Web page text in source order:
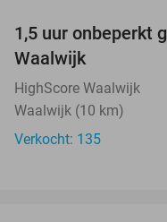
1,5 uur onbeperkt
Waalwijk
HighScore Waalwijk
Waalwijk (10 km)
Verkocht: 135